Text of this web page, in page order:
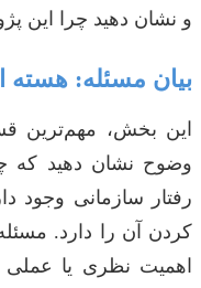
و نشان دهید چرا
بیان مسئله: هسته
این بخش، مهم‌ترین
وضوح نشان دهید که
رفتار سازمانی وجود
کردن آن را دارد.
اهمیت نظری یا عملی